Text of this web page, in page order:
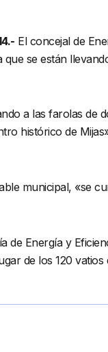
El concejal de
se están
a las farolas de
histórico de
municipal, «se
de Energía y
de los 120